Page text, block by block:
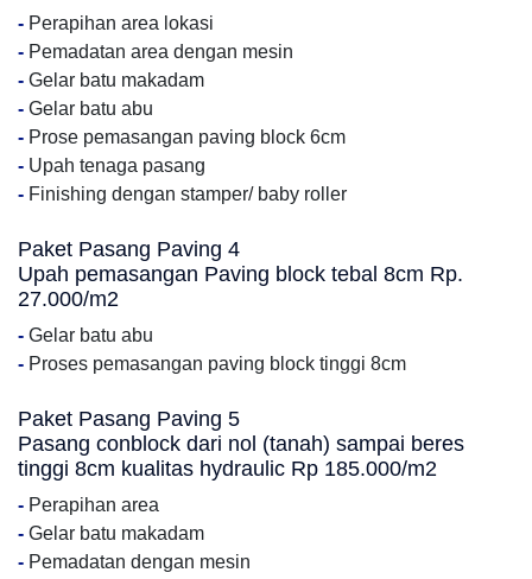
- Perapihan area lokasi
- Pemadatan area dengan mesin
- Gelar batu makadam
- Gelar batu abu
- Prose pemasangan paving block 6cm
- Upah tenaga pasang
- Finishing dengan stamper/ baby roller
Paket Pasang Paving 4
Upah pemasangan Paving block tebal 8cm Rp.
27.000/m2
- Gelar batu abu
- Proses pemasangan paving block tinggi 8cm
Paket Pasang Paving 5
Pasang conblock dari nol (tanah) sampai beres
tinggi 8cm kualitas hydraulic Rp 185.000/m2
- Perapihan area
- Gelar batu makadam
- Pemadatan dengan mesin